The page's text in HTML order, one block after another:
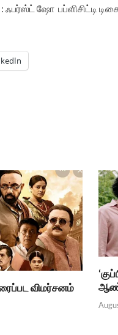
: ஃபர்ஸ்ட் ஷோ பப்ளிசிட்டி
விமர்சனம்